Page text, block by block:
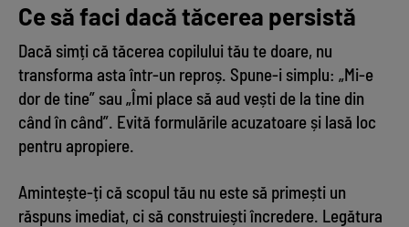
Ce să faci dacă tăcerea persistă
Dacă simți că tăcerea copilului tău te doare, nu
transforma asta într-un reproș. Spune-i simplu: „Mi-e
dor de tine” sau „Îmi place să aud vești de la tine din
când în când”. Evită formulările acuzatoare și lasă loc
pentru apropiere.
Amintește-ți că scopul tău nu este să primești un
răspuns imediat, ci să construiești încredere. Legătura